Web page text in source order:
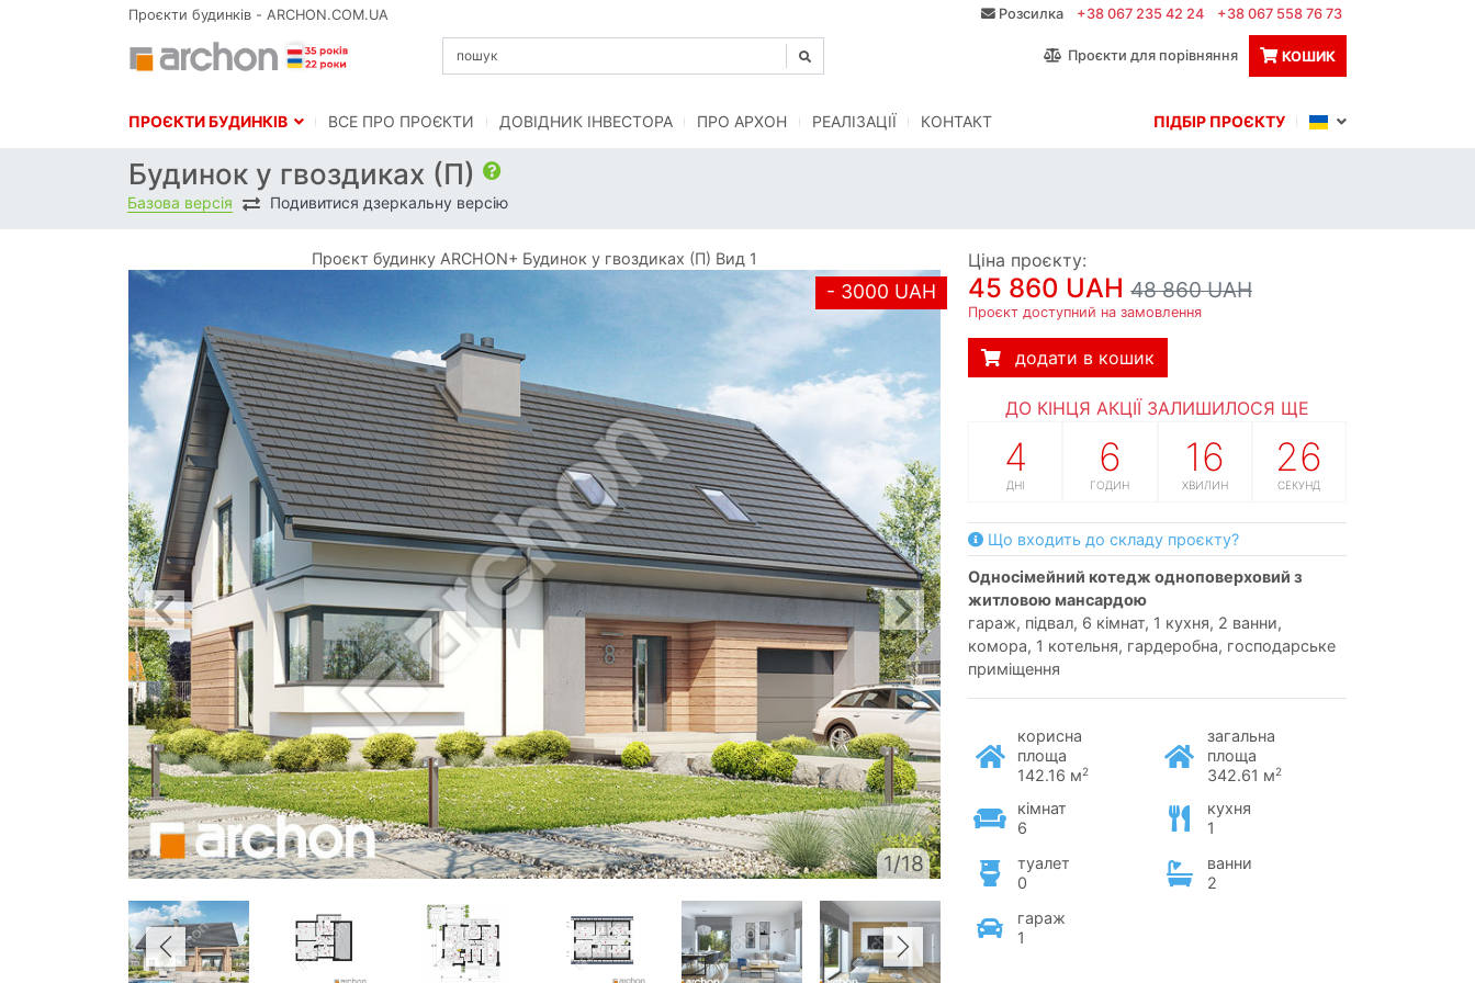
Проєкти будинків - ARCHON.COM.UA Розсилка +38 067 235 42 24 +38 067 558 76 73
Проєкти для порівняння КОШИК
ПРОЄКТИ БУДИНКІВ BСЕ ПРО ПРОЄКТИ ДОВІДНИК ІНВЕСТОРА ПРО АРХОН РЕАЛІЗАЦІЇ КОНТАКТ ПІДБІР ПРОЄКТУ
Будинок у гвоздиках (П)
Базова версія Подивитися дзеркальну версію
Проєкт будинку ARCHON+ Будинок у гвоздиках (П) Вид 1
- 3000 UAH
1/18
Ціна проєкту:
45 860 UAH 48 860 UAH
Проєкт доступний на замовлення
додати в кошик
ДО КІНЦЯ АКЦІЇ ЗАЛИШИЛОСЯ ЩЕ
4
ДНІ
6
ГОДИН
16
ХВИЛИН
25
СЕКУНД
Що входить до складу проєкту?
односімейний котедж одноповерховий з
житловою мансардою
гараж, підвал, 6 кімнат, 1 кухня, 2 ванни,
комора, 1 котельня, гардеробна, господарське
приміщення
корисна
площа
142.16 м2
загальна
площа
342.61 м2
кімнат
6
кухня
1
туалет
0
ванни
2
гараж
1